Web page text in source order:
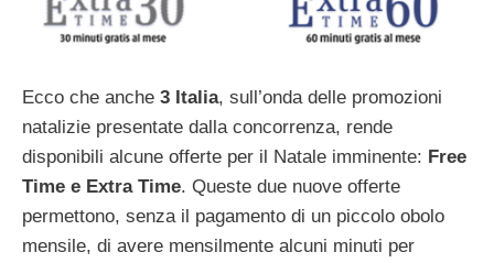
Ecco che anche 3 Italia, sull’onda delle promozioni
natalizie presentate dalla concorrenza, rende
disponibili alcune offerte per il Natale imminente: Free
Time e Extra Time. Queste due nuove offerte
permettono, senza il pagamento di un piccolo obolo
mensile, di avere mensilmente alcuni minuti per